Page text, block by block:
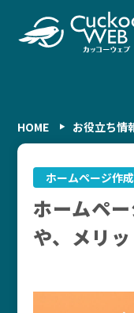
HOME お役立ち情
ホームページ作
ホームペ
や、メリ